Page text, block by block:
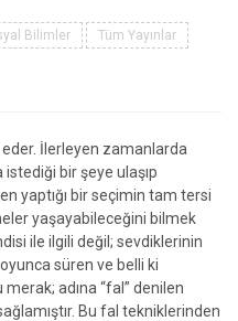
Bilimler Tüm Yayınlar
İlerleyen zamanlarda
bir şeye ulaşıp
yaptığı bir seçimin tam tersi
yaşayabileceğini bilmek
ile ilgili değil; sevdiklerinin
süren ve belli ki
adına “fal” denilen
Bu fal tekniklerinden